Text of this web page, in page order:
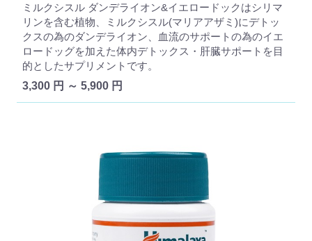
ミルクシスル ダンデライオン&イエロードックはシリマ
リンを含む植物、ミルクシスル(マリアアザミ)にデトッ
クスの為のダンデライオン、血流のサポートの為のイエ
ロードッグを加えた体内デトックス・肝臓サポートを目
的としたサプリメントです。
3,300 円 ～ 5,900 円